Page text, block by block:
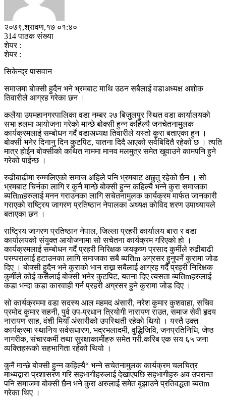
२०७९,श्रावण,१७ ०१:४०
314 पाठक संख्या
शेयर :
शेयर :
सिकेन्द्र पासवान
समाजमा बोक्सी हुदैन भने भ्रमबाट माथि उठन सबैलाई वडाअध्यक्ष अशोक
तिवारीले आग्रह गरेका छन ।
कलैया उपमहानगरपालिका वडा नम्बर २७ बिजुलपुर स्थित वडा कार्यालयको
सभा हलमा आयोजना गरेको मान्छे बोक्सी हुन्न कहिल्यै जनचेतनामुलक
कार्यक्रमलाई सम्बोधन गर्दै वडाअध्यक्ष तिवारीले यस्तो कुरा बताएका हुन ।
बोक्सी भनेर दिनानु दिन कुटपिट, यातना दिदै आएको सर्वबिदितै रहेको छ । त्यति
मात्र होईन बोक्सीको कथित नाममा मानव मलमुत्र समेत खुवाउने कामपनि हुने
गरेको पाईन्छ ।
रुढीबाढीमा रुम्मलिएको समाज अहिले पनि भ्रमबाट अछुतु रहेको छैन । सो
भ्रमबाट चिर्नका लागि र कुनै मान्छे बोक्सी हुन्न कहिल्यै भन्ने कुरा समाजका
ब्यतिmहरुलाई मनन गराउनका लागि सचेतनामुलक कार्यक्रम मार्फत जानकारी
गराएको राष्ट्रिय जागरण प्रतिष्‍ठान नेपालका अध्यक्ष कोविद शरण उपाध्यायले
बताएका छन ।
राष्ट्रिय जागरण प्रतिष्‍ठान नेपाल, जिल्ला प्रहरी कार्यालय बारा र वडा
कार्यालयको संयुक्त आयोजनामा सो सचेतना कार्यक्रम गरिएको हो ।
कार्यक्रमलाई सम्बोधन गर्दै प्रहरी निरिक्षक जयकृष्ण प्रसाद कुर्मीले रुढीबाढी
परम्परालाई हटाउनका लागि समाजका सबै ब्यतिm अग्रसर हुनुपर्ने कुरामा जोड
दिए । बोक्सी हुदैन भने कुराको भान राख्न सबैलाई आग्रह गर्दै प्रहरी निरिक्षक
कुर्मीले कोई कसैलाई बोक्सी भनेर कुटपिट, यतना दिए त्यसता ब्यतिmहरुलाई
कडा भन्दा कडा कारवाही गर्न प्रहरी अग्रसर हुने कुरामा जोड दिए ।
सो कार्यक्रममा वडा सदस्य आल महमद अंसारी, नरेश कुमार कुशवाहा, सचिव
प्रमोद कुमार सहनी, पुर्व उप-प्रधान त्रियोगी नारायण राउत, समाज सेवी हृदय
नारायण साह, वंशी मियाँ अंसारीको उपस्थिती रहेको थियो । यस्तै उक्त
कार्यक्रमा स्थानिय सर्वसधारण, भद्रभलादमी, वुद्धिजिवि, जनप्रतिनिधि, जेष्‍ठ
नागरीक, संचारकर्मी तथा सुरक्षाकार्मीहरु समेत गरी.करिब एक सय ६५ जना
व्यक्तिहरूको सहभागिता रहेको थियो ।
कुनै मान्छे बोक्सी हुन्न कहिल्यै“ भन्ने सचेतनामुलक कार्यक्रम चलचित्र
माध्यद्वारा प्रशासरण गरि सहभागीहरुलाई देखाएपछि सहभागीहरु अव उपरान्त
पनि समाजमा बोक्सी छैन भने कुरा अरुलाई समेत बुझाउने प्रतिवद्धता ब्यतm
गरेका थिए ।